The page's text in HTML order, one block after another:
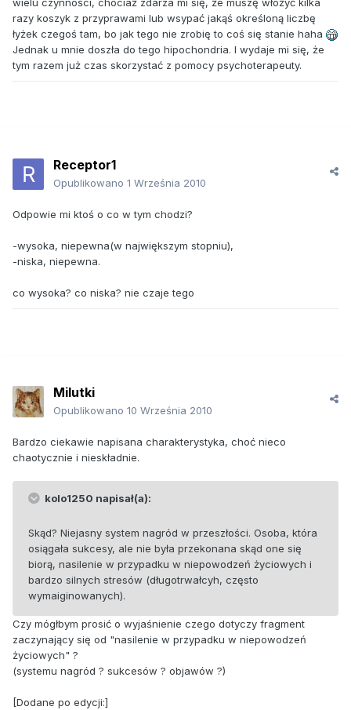
wielu czynności, chociaż zdarza mi się, że muszę włożyć kilka
razy koszyk z przyprawami lub wsypać jakąś określoną liczbę
łyżek czegoś tam, bo jak tego nie zrobię to coś się stanie haha
Jednak u mnie doszła do tego hipochondria. I wydaje mi się, że
tym razem już czas skorzystać z pomocy psychoterapeuty.
Receptor1
Opublikowano 1 Września 2010
Odpowie mi ktoś o co w tym chodzi?
-wysoka, niepewna(w największym stopniu),
-niska, niepewna.
co wysoka? co niska? nie czaje tego
Milutki
Opublikowano 10 Września 2010
Bardzo ciekawie napisana charakterystyka, choć nieco
chaotycznie i nieskładnie.
kolo1250 napisał(a):
Skąd? Niejasny system nagród w przeszłości. Osoba, która
osiągała sukcesy, ale nie była przekonana skąd one się
biorą, nasilenie w przypadku w niepowodzeń życiowych i
bardzo silnych stresów (długotrwałcyh, często
wymaiginowanych).
Czy mógłbym prosić o wyjaśnienie czego dotyczy fragment
zaczynający się od "nasilenie w przypadku w niepowodzeń
życiowych" ?
(systemu nagród ? sukcesów ? objawów ?)
[Dodane po edycji:]